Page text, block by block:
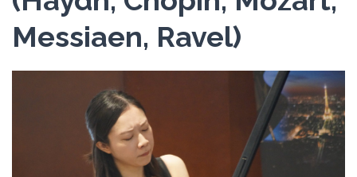
Messiaen, Ravel)